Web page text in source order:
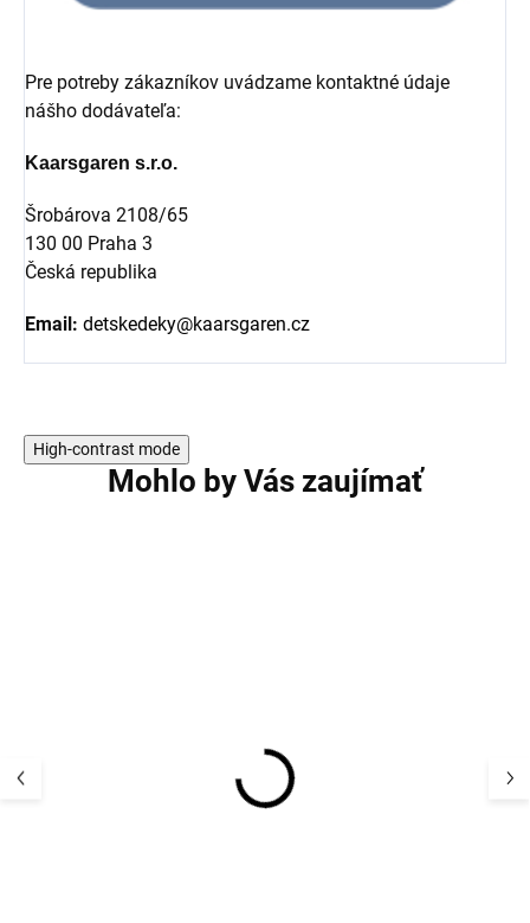
Pre potreby zákazníkov uvádzame kontaktné údaje
nášho dodávateľa:
Kaarsgaren s.r.o.
Šrobárova 2108/65
130 00 Praha 3
Česká republika
Email: detskedeky@kaarsgaren.cz
High-contrast mode
Mohlo by Vás zaujímať